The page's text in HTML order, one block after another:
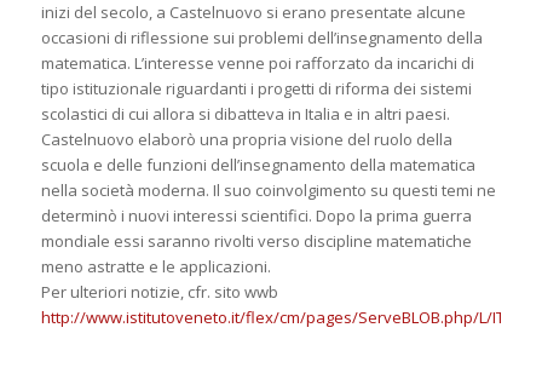
inizi del secolo, a Castelnuovo si erano presentate alcune
occasioni di riflessione sui problemi dell’insegnamento della
matematica. L’interesse venne poi rafforzato da incarichi di
tipo istituzionale riguardanti i progetti di riforma dei sistemi
scolastici di cui allora si dibatteva in Italia e in altri paesi.
Castelnuovo elaborò una propria visione del ruolo della
scuola e delle funzioni dell’insegnamento della matematica
nella società moderna. Il suo coinvolgimento su questi temi ne
determinò i nuovi interessi scientifici. Dopo la prima guerra
mondiale essi saranno rivolti verso discipline matematiche
meno astratte e le applicazioni.
Per ulteriori notizie, cfr. sito wwb
http://www.istitutoveneto.it/flex/cm/pages/ServeBLOB.php/L/IT/